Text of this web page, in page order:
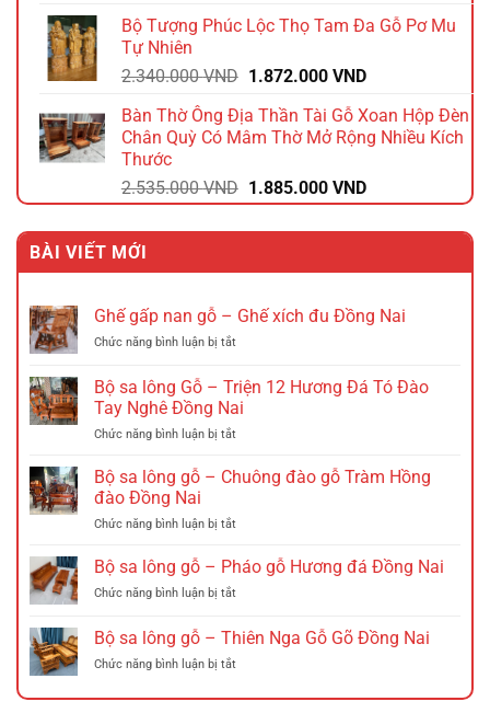
là:
tại
2.112.000 VND.
Bộ Tượng Phúc Lộc Thọ Tam Đa Gỗ Pơ Mu
Tự Nhiên
2.340.000VND Giá
là:
2.340.000 VND.
1.872.000 VNDGiá
tại
là:
Bàn Thờ Ông Địa Thần Tài Gỗ Xoan Hộp Đèn
Chân Quỳ Có Mâm Thờ Mở Rộng Nhiều Kích
Thước
2.535.000VND Giá
gốc
là:
1.885.000 VNDGiá
hiện
tại
1.885.000 VND.
BÀI VIẾT MỚI
Ghế gấp nan gỗ – Ghế xích đu Đồng Nai
Chức năng bình luận bị tắtở
gấp
nan
gỗ
–
xích
Nai
Bộ sa lông Gỗ – Triện 12 Hương Đá Tó Đào
Tay Nghê Đồng Nai
Chức năng bình luận bị tắtở
sa
–
12
Đá
Đào
Bộ sa lông gỗ – Chuông đào gỗ Tràm Hồng
đào Đồng Nai
Chức năng bình luận bị tắtở
sa
gỗ
Chuông
gỗ
Bộ sa lông gỗ – Pháo gỗ Hương đá Đồng Nai
Chức năng bình luận bị tắtở
sa
lông
gỗ
Pháo
Bộ sa lông gỗ – Thiên Nga Gỗ Gõ Đồng Nai
Chức năng bình luận bị tắtở
sa